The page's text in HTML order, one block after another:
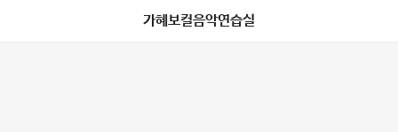
가혜보컬음악연습실